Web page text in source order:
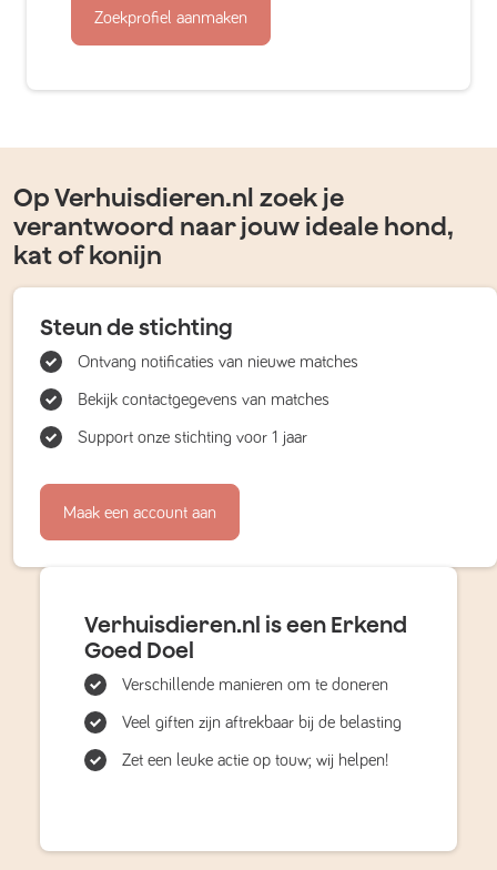
Zoekprofiel aanmaken
Op Verhuisdieren.nl zoek je
verantwoord naar jouw ideale hond,
kat of konijn
Steun de stichting
Ontvang notificaties van nieuwe matches
Bekijk contactgegevens van matches
Support onze stichting voor 1 jaar
Maak een account aan
Verhuisdieren.nl is een Erkend
Goed Doel
Verschillende manieren om te doneren
Veel giften zijn aftrekbaar bij de belasting
Zet een leuke actie op touw; wij helpen!